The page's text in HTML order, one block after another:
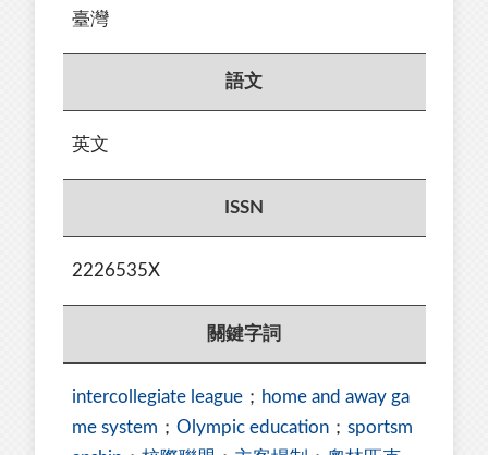
臺灣
語文
英文
ISSN
2226535X
關鍵字詞
intercollegiate league ； home and away ga
me system ； Olympic education ； sportsm